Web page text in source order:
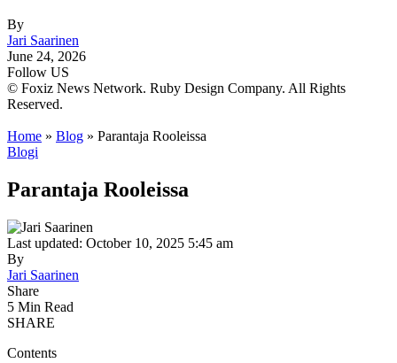
By
Jari Saarinen
June 24, 2026
Follow US
© Foxiz News Network. Ruby Design Company. All Rights
Reserved.
Home » Blog » Parantaja Rooleissa
Blogi
Parantaja Rooleissa
Last updated: October 10, 2025 5:45 am
By
Jari Saarinen
Share
5 Min Read
SHARE
Contents